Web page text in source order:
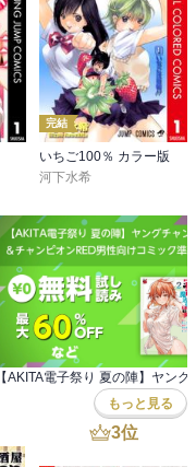
完結
いちご100％ カラー版
河下水希
もっと見る
3位